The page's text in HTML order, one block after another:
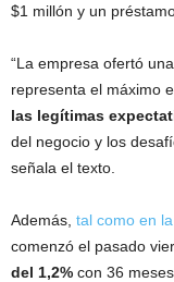
$1 millón y un
“La empresa ofertó
representa el máximo
las legítimas
del negocio y los
señala el texto.
Además, tal como en
comenzó el pasado
del 1,2% con 36